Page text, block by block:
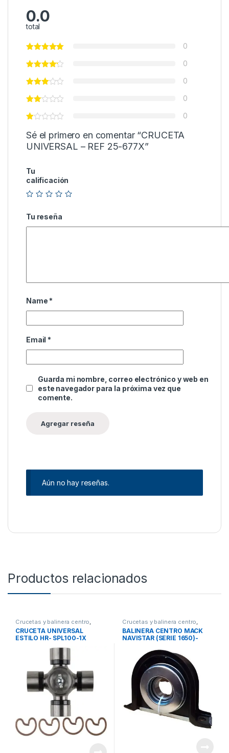
0.0
total
0
0
0
0
0
Sé el primero en comentar “CRUCETA
UNIVERSAL – REF 25-677X”
Tu
calificación
Tu reseña
Name *
Email *
Guarda mi nombre, correo electrónico y web en
este navegador para la próxima vez que
comente.
Aún no hay reseñas.
Productos relacionados
Crucetas y balinera centro
Cruceta
CRUCETA UNIVERSAL
ESTILO HR- SPL100-1X
Crucetas y balinera centro
Balinera centro
BALINERA CENTRO MACK
NAVISTAR (SERIE 1650)-